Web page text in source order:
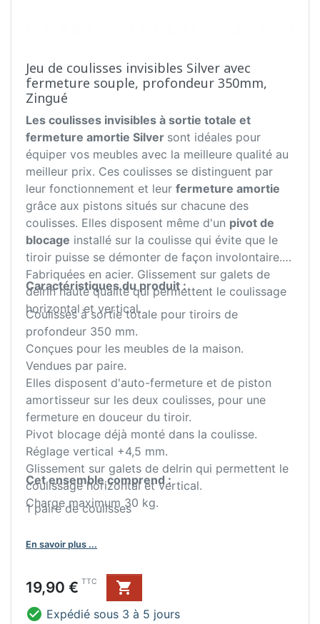
Jeu de coulisses invisibles Silver avec
fermeture souple, profondeur 350mm,
Zingué
Les coulisses invisibles à sortie totale et
fermeture amortie Silver sont idéales pour
équiper vos meubles avec la meilleure qualité au
meilleur prix. Ces coulisses se distinguent par
leur fonctionnement et leur fermeture amortie
grâce aux pistons situés sur chacune des
coulisses. Elles disposent même d'un pivot de
blocage installé sur la coulisse qui évite que le
tiroir puisse se démonter de façon involontaire.
Fabriquées en acier. Glissement sur galets de
delrin haute qualité qui permettent le coulissage
horizontal et vertical.
Caractéristiques du produit :
Coulisses à sortie totale pour tiroirs de
profondeur 350 mm.
Conçues pour les meubles de la maison.
Vendues par paire.
Elles disposent d'auto-fermeture et de piston
amortisseur sur les deux coulisses, pour une
fermeture en douceur du tiroir.
Pivot blocage déjà monté dans la coulisse.
Réglage vertical +4,5 mm.
Glissement sur galets de delrin qui permettent le
coulissage horizontal et vertical.
Charge maximum 30 kg.
Cet ensemble comprend :
1 paire de coulisses
En savoir plus ...
Prix
19,90 € TTC

 Expédié sous 3 à 5 jours